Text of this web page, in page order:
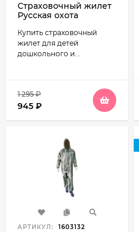
Страховочный жилет
Русская охота
Купить страховочный
жилет для детей
дошкольного и...
1 295₽
945 ₽
АРТИКУЛ: 1603132